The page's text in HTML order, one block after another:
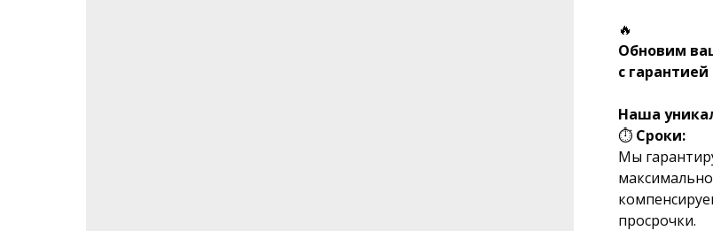
🔥
Обновим
с
Наша
⏱ Сроки:
Мы
просрочки.